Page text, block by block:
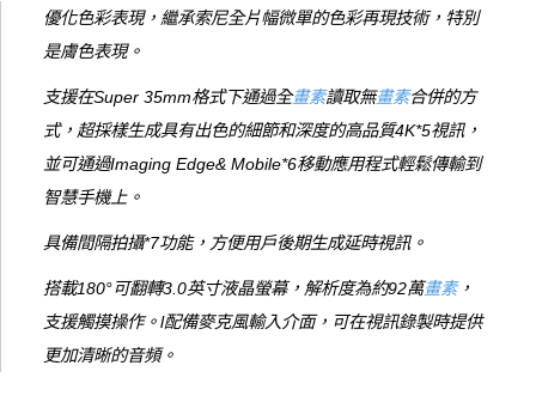
優化色彩表現，繼承索尼全片幅微單的色彩再現技術，特別
是膚色表現。
支援在Super 35mm格式下通過全畫素讀取無畫素合併的方
式，超採樣生成具有出色的細節和深度的高品質4K*5視訊，
並可通過Imaging Edge& Mobile*6移動應用程式輕鬆傳輸到
智慧手機上。
具備間隔拍攝*7功能，方便用戶後期生成延時視訊。
搭載180°可翻轉3.0英寸液晶螢幕，解析度為約92萬畫素，
支援觸摸操作。l配備麥克風輸入介面，可在視訊錄製時提供
更加清晰的音頻。